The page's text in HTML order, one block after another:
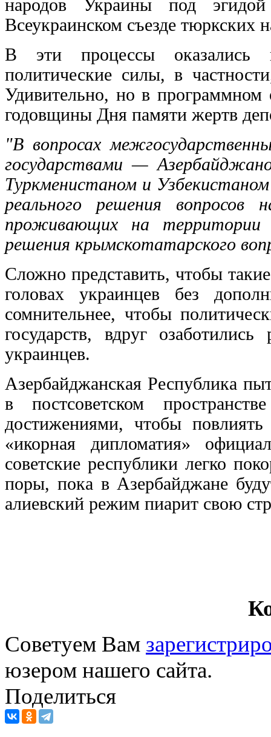
народов Украины под
Всеукраинском съезде тюркских
В эти процессы оказались
политические силы, в
Удивительно, но в
годовщины Дня памяти жертв
"В вопросах
государствами —
Туркменистаном и
реального решения вопросов
проживающих на территории
решения крымскотатарского
Сложно представить, чтобы
головах украинцев без
сомнительнее, чтобы
государств, вдруг
украинцев.
Азербайджанская Республика
в постсоветском
достижениями, чтобы
«икорная дипломатия»
советские республики легко
поры, пока в Азербайджане
алиевский режим пиарит свою
Советуем Вам
юзером нашего сайта.
Поделиться